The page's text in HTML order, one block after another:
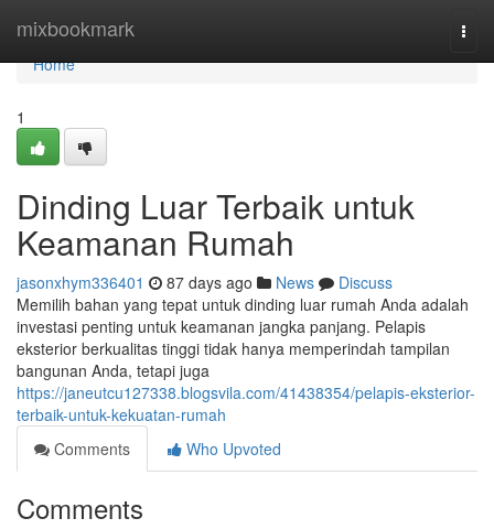
mixbookmark
Home
Home
1
Dinding Luar Terbaik untuk
Keamanan Rumah
jasonxhym336401 87 days ago News
Discuss
Memilih bahan yang tepat untuk dinding luar rumah Anda adalah
investasi penting untuk keamanan jangka panjang. Pelapis
eksterior berkualitas tinggi tidak hanya memperindah tampilan
bangunan Anda, tetapi juga
https://janeutcu127338.blogsvila.com/41438354/pelapis-eksterior-
terbaik-untuk-kekuatan-rumah
Comments
Who Upvoted
Comments